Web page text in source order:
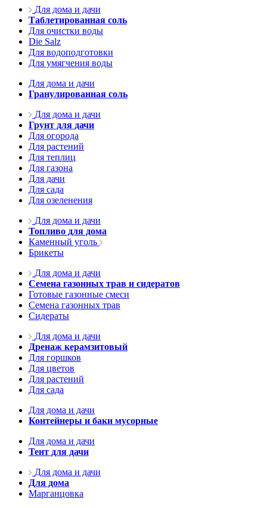
Для дома и дачи
Таблетированная соль
Для очистки воды
Die Salz
Для водоподготовки
Для умягчения воды
Для дома и дачи
Гранулированная соль
Для дома и дачи
Грунт для дачи
Для огорода
Для растений
Для теплиц
Для газона
Для дачи
Для сада
Для озеленения
Для дома и дачи
Топливо для дома
Каменный уголь
Брикеты
Для дома и дачи
Семена газонных трав и сидератов
Готовые газонные смеси
Семена газонных трав
Сидераты
Для дома и дачи
Дренаж керамзитовый
Для горшков
Для цветов
Для растений
Для сада
Для дома и дачи
Контейнеры и баки мусорные
Для дома и дачи
Тент для дачи
Для дома и дачи
Для дома
Марганцовка